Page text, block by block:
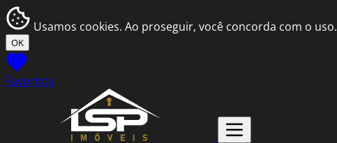
Usamos cookies. Ao proseguir, você concorda com o uso.
OK
Favoritos